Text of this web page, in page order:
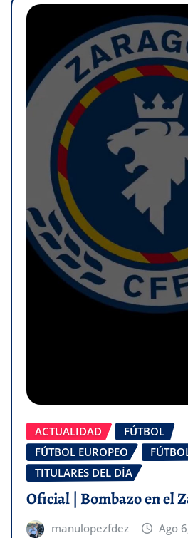
ACTUALIDAD
FÚTBOL
FÚTBOL EUROPEO
TITULARES DEL DÍA
Oficial | Bombazo en el
manulopezfdez Ago